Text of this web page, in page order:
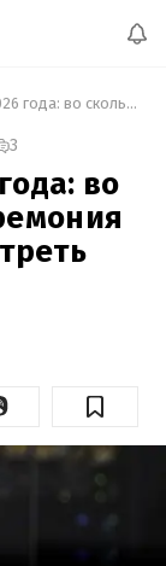
Чемпионат мира 2026 года: во сколько состоится церемония открытия и где её смотреть онлайн
3
во